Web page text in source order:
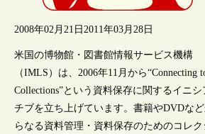
2008年02月21日 2011年03月28日
米国の博物館・図書館情報サービス機構
（IMLS）は、2006年11月から“Connecting
Collections”という資料保存に関するイニシ
チブを立ち上げています。書籍やDVDな
らなる資料管理・資料保存のためのコレク